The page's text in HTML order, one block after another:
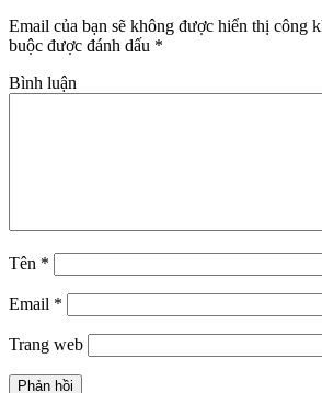
Email của bạn sẽ không được hiển thị công
buộc được đánh dấu *
Bình luận
Tên *
Email *
Trang web